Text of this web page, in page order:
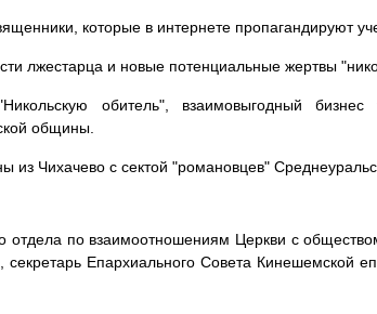
которые в интернете пропагандируют
лжестарца и новые потенциальные жертвы
обитель", взаимовыгодный бизнес
общины.
из Чихачево с сектой "романовцев"
отдела по взаимоотношениям Церкви с
секретарь Епархиального Совета Кинешемской